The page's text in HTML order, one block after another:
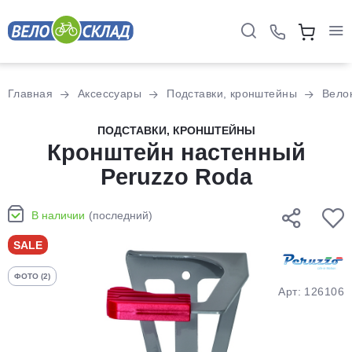
Главная Аксессуары Подставки, кронштейны
ПОДСТАВКИ, КРОНШТЕЙНЫ
Кронштейн настенный
Peruzzo Roda
В наличии (последний)
SALE
ФОТО (2)
Арт: 126106
Разбейте
оплатуна части
без переплат
График платежей